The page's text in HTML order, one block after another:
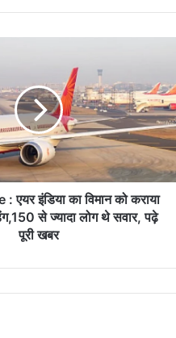
इंडिया का विमान को कराया
से ज्यादा लोग थे सवार, पढ़े
पूरी खबर